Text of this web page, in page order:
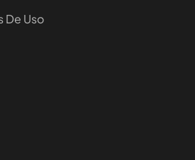
De Uso